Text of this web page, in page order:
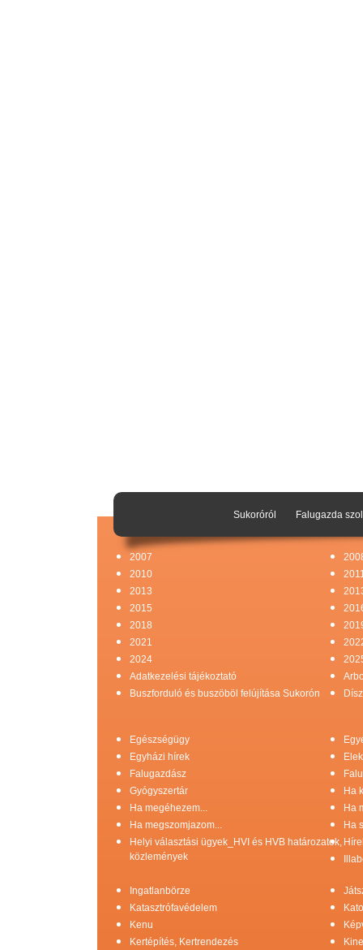
2007
2010
2013
2015
2018
2021
2024
Adatkezelési tájékoztató
Buszforduló és buszöböl felújítása Sukorón
Egészségügy
Egyházi hírek
Falugazdász
Gyógyszertár
Ha
Ha megéhezem...
Ha
Ha megszomjazom...
Ha
Helyi választási ügyek_HVI és HVB határozatok,
közlemények
Ingatlanbörze
Katasztrófavédelem
Kenu
Kertépítés, Kertrendezés
Sukoróról Falugazda